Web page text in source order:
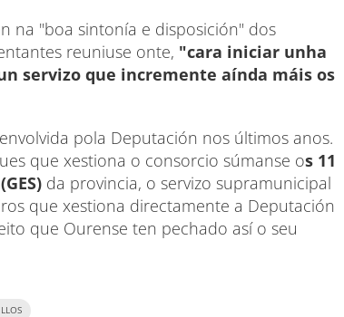
na "boa sintonía e disposición" dos
reuniuse onte, "cara iniciar unha
servizo que incremente aínda máis os
pola Deputación nos últimos anos.
que xestiona o consorcio súmanse os 11
da provincia, o servizo supramunicipal
que xestiona directamente a Deputación
que Ourense ten pechado así o seu